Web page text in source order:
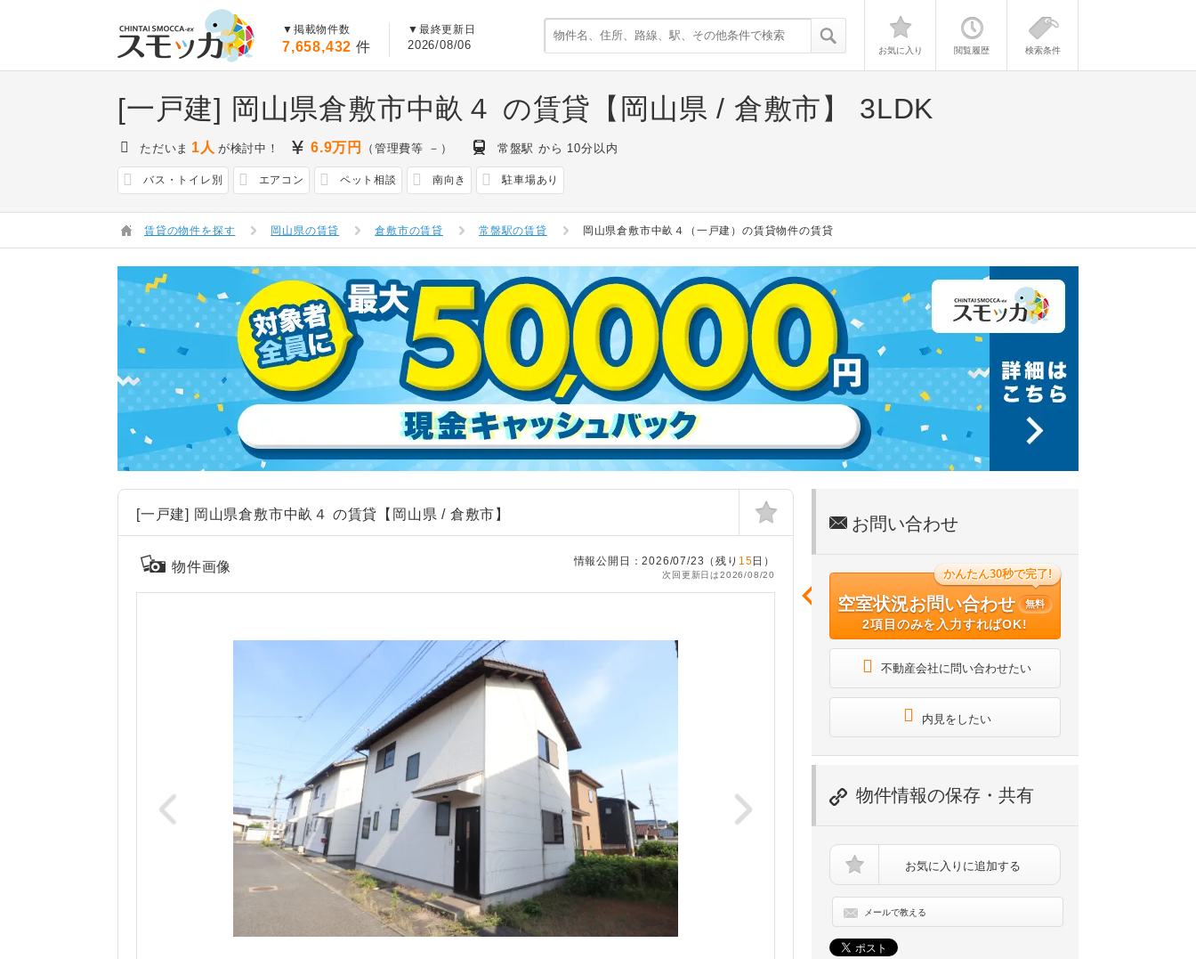
▼掲載物件数
7,658,432 件
▼最終更新日
2026/08/06 お気に入り 閲覧履歴 検索条件
[一戸建] 岡山県倉敷市中畝４ の賃貸【岡山県 / 倉敷市】 3LDK
ただいま 1人 が検討中！ 6.9万円 （管理費等 －） 常盤駅 から 10分以内
バス・トイレ別 エアコン ペット相談 南向き 駐車場あり
賃貸の物件を探す 岡山県の賃貸 倉敷市の賃貸 常盤駅の賃貸 岡山県倉敷市中畝４（一戸建）の賃貸物件の賃貸
[一戸建] 岡山県倉敷市中畝４ の賃貸【岡山県 / 倉敷市】
情報公開日：2026/07/23（残り 15日）
次回更新日は2026/08/20
物件画像
お問い合わせ
かんたん30秒で完了!
空室状況お問い合わせ 無料
2項目のみを入力すればOK!
不動産会社に問い合わせたい
内見をしたい
物件情報の保存・共有
お気に入りに追加する
メールで教える